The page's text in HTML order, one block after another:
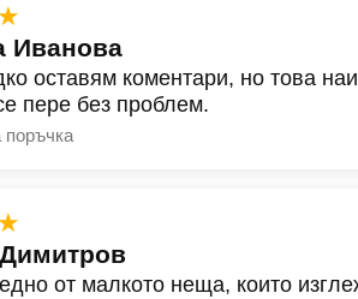
Иванова
оставям коментари, но това
пере без проблем.
от малкото неща, които